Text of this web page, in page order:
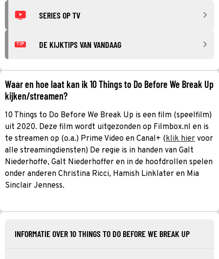
SERIES OP TV
TIP DE KIJKTIPS VAN VANDAAG
Waar en hoe laat kan ik 10 Things to Do Before We Break Up
kijken/streamen?
10 Things to Do Before We Break Up is een film (speelfilm)
uit 2020. Deze film wordt uitgezonden op Filmbox.nl en is
te streamen op (o.a.) Prime Video en Canal+ (klik hier voor
alle streamingdiensten) De regie is in handen van Galt
Niederhoffe, Galt Niederhoffer en in de hoofdrollen spelen
onder anderen Christina Ricci, Hamish Linklater en Mia
Sinclair Jenness.
INFORMATIE OVER 10 THINGS TO DO BEFORE WE BREAK UP